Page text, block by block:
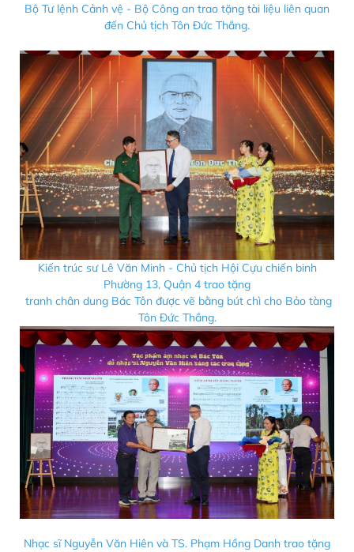
Bộ Tư lệnh Cảnh vệ - Bộ Công an trao tặng tài liệu liên quan
đến Chủ tịch Tôn Đức Thắng.
Kiến trúc sư Lê Văn Minh - Chủ tịch Hội Cựu chiến binh
Phường 13, Quận 4 trao tặng
tranh chân dung Bác Tôn được vẽ bằng bút chì cho Bảo tàng
Tôn Đức Thắng.
Nhạc sĩ Nguyễn Văn Hiên và TS. Phạm Hồng Danh trao tặng